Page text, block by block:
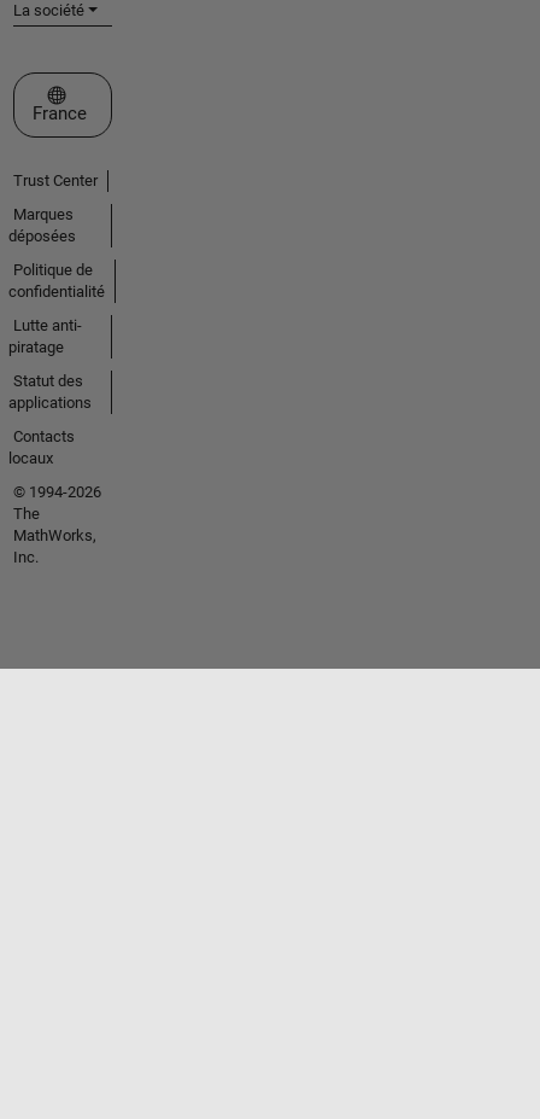
La société
Sélectionner un site web
France
Trust Center
Marques
déposées
Politique de
confidentialité
Lutte anti-
piratage
Statut des
applications
Contacts
locaux
© 1994-2026
The
MathWorks,
Inc.